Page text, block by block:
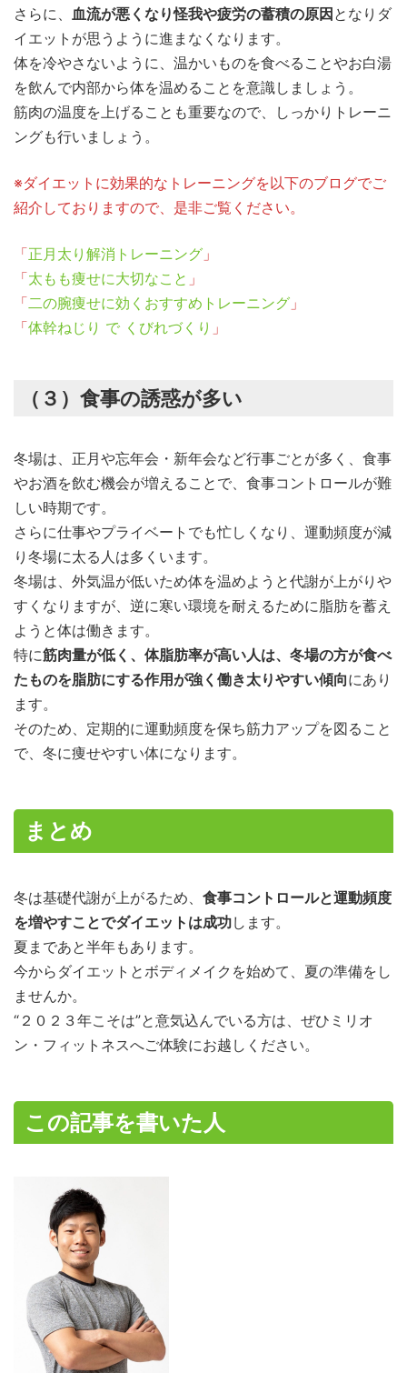
さらに、 血流が悪くなり怪我や疲労の蓄積の原因 となりダ
イエットが思うように進まなくなります。
体を冷やさないように、温かいものを食べることやお白湯
を飲んで内部から体を温めることを意識しましょう。
筋肉の温度を上げることも重要なので、しっかりトレーニ
ングも行いましょう。
※ダイエットに効果的なトレーニングを以下のブログでご
紹介しておりますので、是非ご覧ください。
「正月太り解消トレーニング 」
「太もも痩せに大切なこと 」
「二の腕痩せに効くおすすめトレーニング 」
「体幹ねじり で くびれづくり 」
（３） 食事の誘惑が多い
冬場は、正月や忘年会・新年会など行事ごとが多く、食事
やお酒を飲む機会が増えることで、食事コントロールが難
しい時期です。
さらに仕事やプライベートでも忙しくなり、運動頻度が減
り冬場に太る人は多くいます。
冬場は、外気温が低いため体を温めようと代謝が上がりや
すくなりますが、逆に寒い環境を耐えるために脂肪を蓄え
ようと体は働きます。
特に筋肉量が低く、体脂肪率が高い人は、冬場の方が食べ
たものを脂肪にする作用が強く働き太りやすい傾向にあり
ます。
そのため、定期的に運動頻度を保ち筋力アップを図ること
で、冬に痩せやすい体になります。
まとめ
冬は基礎代謝が上がるため、 食事コントロールと運動頻度
を増やすことでダイエットは成功します。
夏まであと半年もあります。
今からダイエットとボディメイクを始めて、夏の準備をし
ませんか。
“２０２３年こそは”と意気込んでいる方は、ぜひミリオ
ン・フィットネスへご体験にお越しください。
この記事を書いた人